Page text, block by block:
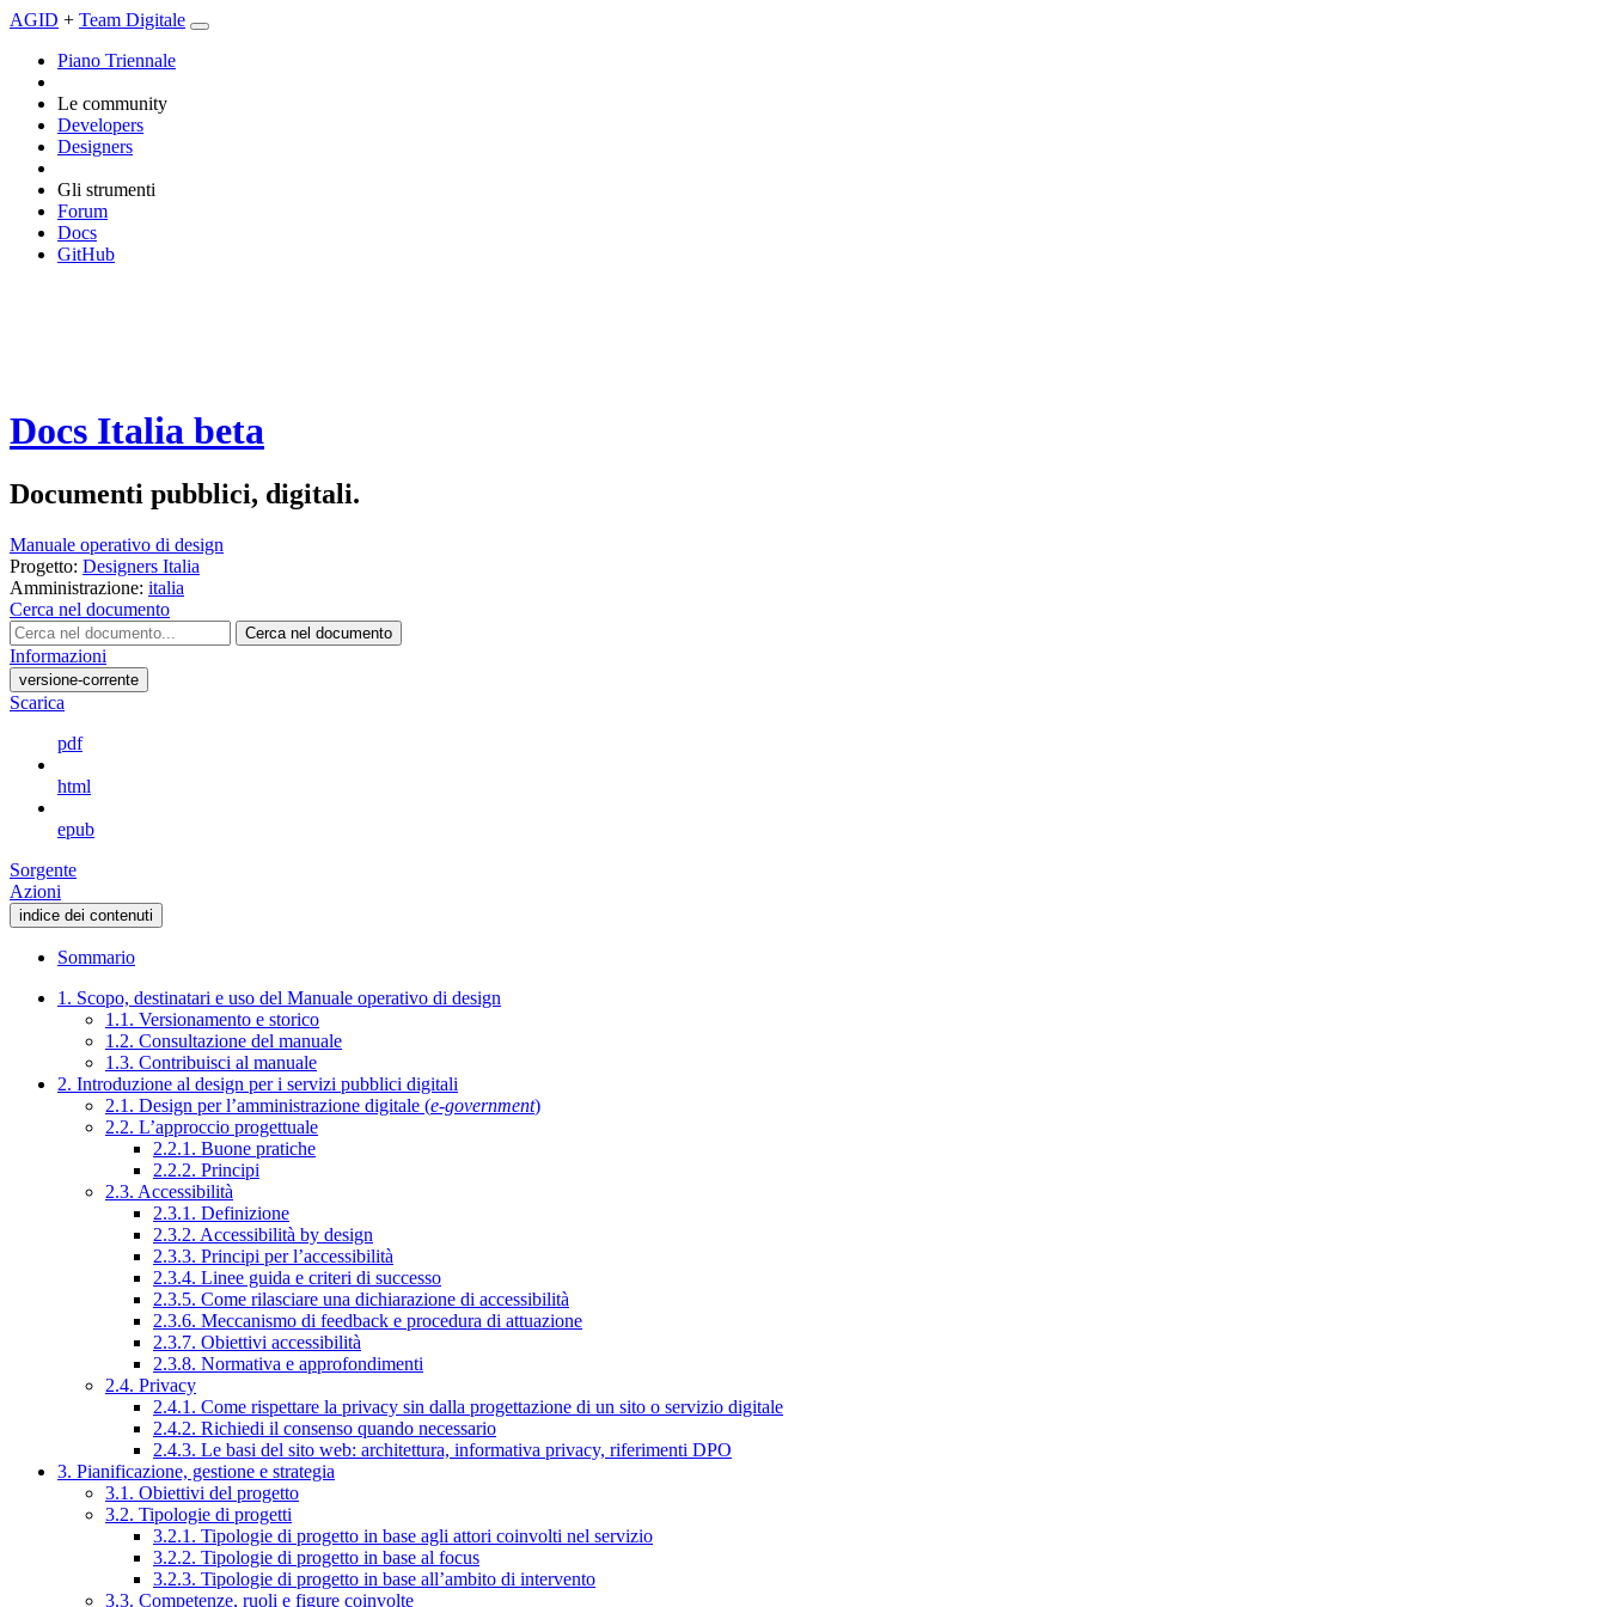
AGID + Team Digitale
Piano Triennale
Le community
Developers
Designers
Gli strumenti
Forum
Docs
GitHub
Docs Italia beta
Documenti pubblici, digitali.
Manuale operativo di design
Progetto: Designers Italia
Amministrazione: italia
Cerca nel documento
Cerca nel documento
Informazioni
versione-corrente
Scarica
pdf
html
epub
Sorgente
Azioni
indice dei contenuti
Sommario
1. Scopo, destinatari e uso del Manuale operativo di design
1.1. Versionamento e storico
1.2. Consultazione del manuale
1.3. Contribuisci al manuale
2. Introduzione al design per i servizi pubblici digitali
2.1. Design per l’amministrazione digitale (e-government)
2.2. L’approccio progettuale
2.2.1. Buone pratiche
2.2.2. Principi
2.3. Accessibilità
2.3.1. Definizione
2.3.2. Accessibilità by design
2.3.3. Principi per l’accessibilità
2.3.4. Linee guida e criteri di successo
2.3.5. Come rilasciare una dichiarazione di accessibilità
2.3.6. Meccanismo di feedback e procedura di attuazione
2.3.7. Obiettivi accessibilità
2.3.8. Normativa e approfondimenti
2.4. Privacy
2.4.1. Come rispettare la privacy sin dalla progettazione di un sito o servizio digitale
2.4.2. Richiedi il consenso quando necessario
2.4.3. Le basi del sito web: architettura, informativa privacy, riferimenti DPO
3. Pianificazione, gestione e strategia
3.1. Obiettivi del progetto
3.2. Tipologie di progetti
3.2.1. Tipologie di progetto in base agli attori coinvolti nel servizio
3.2.2. Tipologie di progetto in base al focus
3.2.3. Tipologie di progetto in base all’ambito di intervento
3.3. Competenze, ruoli e figure coinvolte